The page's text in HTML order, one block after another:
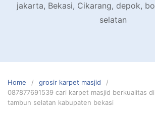
jakarta, Bekasi, Cikarang, depok,
selatan
Home
grosir karpet masjid
087877691539 cari karpet masjid berkualitas di
tambun selatan kabupaten bekasi